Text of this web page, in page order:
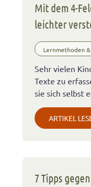
Mit dem 4-
leichter
Lernmethoden
Sehr vielen
Texte zu
sie sich selbst
ARTIKEL
7 Tipps